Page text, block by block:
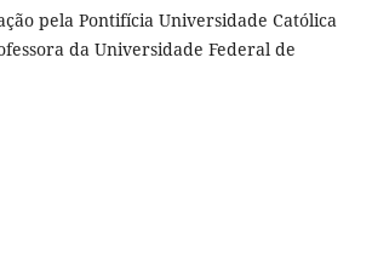
pela Pontifícia Universidade Católica
da Universidade Federal de